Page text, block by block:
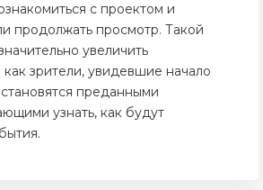
с проектом и
продолжать просмотр. Такой
увеличить
зрители, увидевшие начало
преданными
узнать, как будут